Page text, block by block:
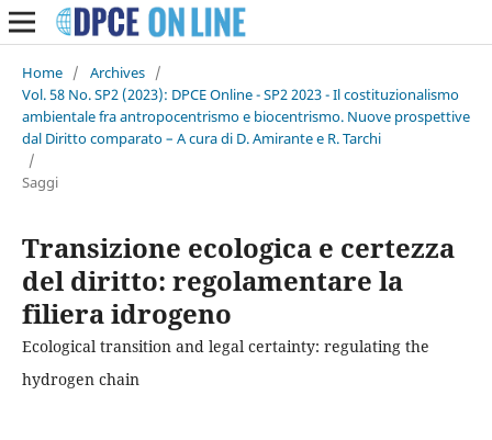
Home / Archives /
Vol. 58 No. SP2 (2023): DPCE Online - SP2 2023 - Il costituzionalismo
ambientale fra antropocentrismo e biocentrismo. Nuove prospettive
dal Diritto comparato – A cura di D. Amirante e R. Tarchi
/
Saggi
Transizione ecologica e certezza
del diritto: regolamentare la
filiera idrogeno
Ecological transition and legal certainty: regulating the
hydrogen chain